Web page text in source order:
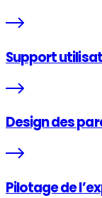
Support
Design des
Pilotage de